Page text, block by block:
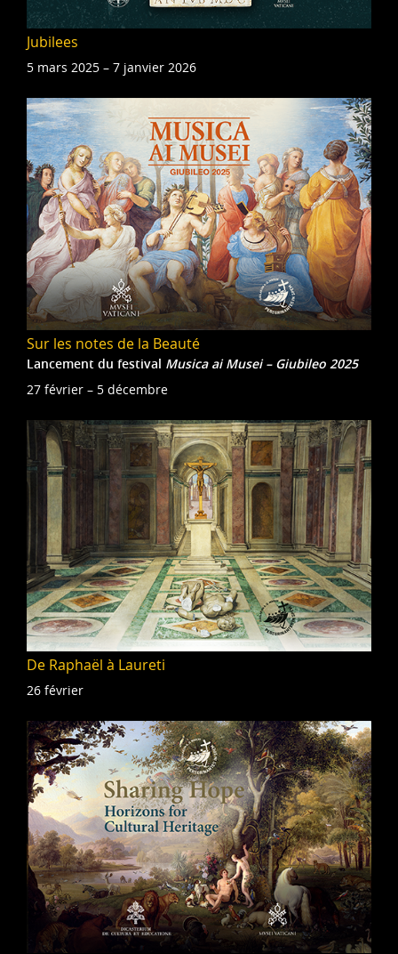
Jubilees
5 mars 2025 – 7 janvier 2026
Sur les notes de la Beauté
Lancement du festival Musica ai Musei – Giubileo 2025
27 février – 5 décembre
De Raphaël à Laureti
26 février